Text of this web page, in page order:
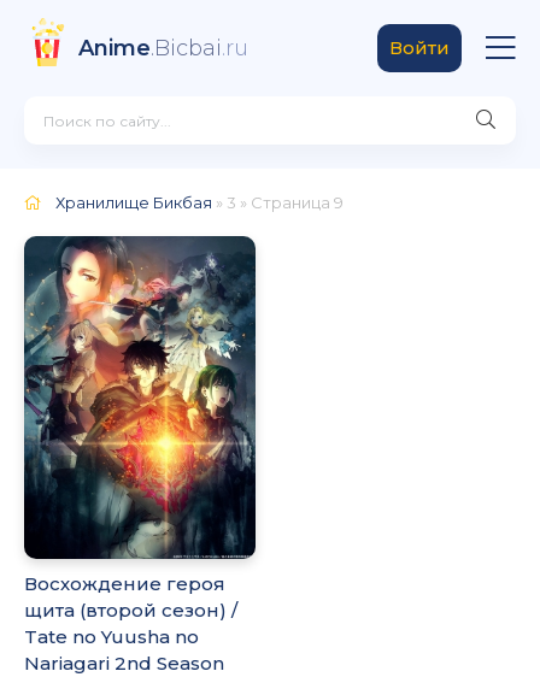
Anime.Bicbai.ru Войти
Хранилище Бикбая » 3 » Страница 9
Восхождение героя
щита (второй сезон) /
Tate no Yuusha no
Nariagari 2nd Season